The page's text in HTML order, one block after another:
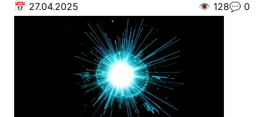
📅 27.04.2025 👁️ 128💬 0